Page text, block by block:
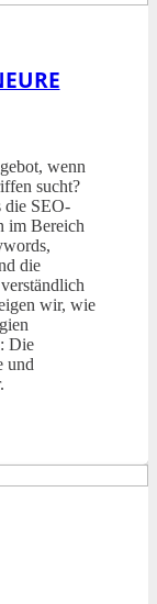
wenn
sucht?
die SEO-
im Bereich
die
wir, wie
Die
und